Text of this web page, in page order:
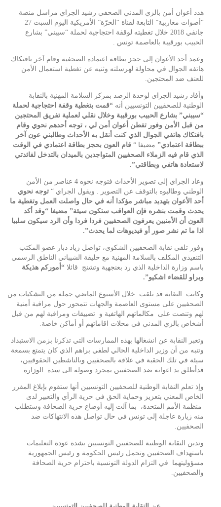
هدد أعوان أمن بالزي المدني الصحفي رشيد الجراي مراسل منصة
“أصوات مغاربية” التابعة لقناة “الحرّة” الأمريكية اليوم السبت 27
جانفي 2018 خلال تغطيته لوقفة احتجاجية لحملة “سيبني” بشارع
الحبيب بورقيبة بالعاصمة تونس .
وعمد أحد الأعوان إلى حجز بطاقة اعتماده الصحفية وقام آخر بافتكاك
هاتفه الجوال في محاولة لهرسلته وثنيه عن تغطية استعمال الأمن
للعنف ضد المحتجين.
وأفاد رشيد الجراي لوحدة الرصد بمركز السلامة المهنية بالنقابة
الوطنية للصحفيين التونسيين أنه “قمت بتغطية وقفة احتجاجية لحملة
“سيبني” بشارع الحبيب بورقيبة وخلال نقلي لعملية تفريق المحتجين
من قبل الأمن وفور تفطن أعوان أمن لي ، توجه أحدهم نحوي وقام
بافتكاك هاتفي الجوال الذي كنت أنقل به الأحداث وطالبني عون آخر
ببطاقة اعتمادي” مضيفا “ قام العون بحجز بطاقة اعتمادي في الوقت
الذي قام فيه الزملاء الصحفيين المتواجدين بالميدان بالتدخل لفائدتي
لاستعادة هاتفي وبطاقتي”.
وعاد الجراي إلى تصوير الأحداث فتوجه نحوه 4 عناصر من الأمن
الوطني وطالبوه بالتوقف عن التصوير . ويقول الجراي “ توجه نحوي
أحد الأعوان بتهديد مباشر مؤكدا أنه في حال واصلت العمل وتغطية ما
يحدث وقمت بنشره فإن العواقب ستكون سيئة” مضيفا “وقد أكد
العون أن الأمنيين يعرفون الصحفيين فردا فردا وأن الرد سيكون سلبيا
اذا ما تم نشر صور أو فيديوهات لما يحدث”.
وفور تلقي نقابة الصحفيين الشكوى، تواصل زياد دبار عضو المكتب
التنفيذي المكلف بالسلامة المهنية مع خليفة الشيباني الناطق الرسمي
باسم وزارة الداخلية الذي رد بعنجهية وتشنج قائلا “أموركم هذيكة
وبراو للقضاء اشكيو”.
وكانت النقابة قد تلقت خلال الأسبوع الماضي جملة من التشكيات من
الصحفيين على مستوى العاصمة والجهات تتمحور حول مراقبة أمنية
لهم وتنصت على مكالماتهم الهاتفية و تضييقات ومراقبة لهم من قبل
أشخاص بالزي المدني في محلات اقاماتهم أو أماكن خاصة.
وتعبر النقابة عن انشغالها بهذه الممارسات التي تذكرنا بزمن الاستبداد
وتنبه من أن وزير الداخلية الحالي لطفي براهم الذي كان يتمتع بسمعة
سيئة في تلك الحقبة في علاقة بالصحفيين وبالناشطين الحقوقيين،
قدأطلق يد اعوانه ضد الصحفيين بمجرد وصوله الى سدة الوزارة.
وإذ تعلم النقابة الوطنية للصحفيين التونسيين أنها ستقوم بإبلاغ المقرر
الخاص المعني بتعزيز وحماية الحق في حرية الرأي والتعبير لدى
منظمة الأمم المتحدة، بما آلت إليه أوضاع حرية الصحافة وستطلب
منه زيارة عاجلة إلى تونس في حال تواصل هذه الانتهاكات ضد
الصحفيين.
وتدين النقابة الوطنية للصحفيين التونسيين بشدة عودة التعليمات
باستهداف الصحفيين وتحمل رئيس الحكومة و رئيس الجمهورية
مسؤوليتهما في التزام الدولة التونسية باحترام حرية الصحافة
والصحفيين.